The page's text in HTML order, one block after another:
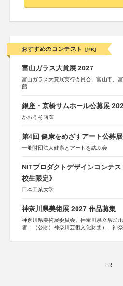
おすすめのコンテスト [PR]
富山ガラス大賞展 2027
富山ガラス大賞展実行委員会、富山市、
館
銀座・京橋サムホール公募展
かわうそ画廊
第4回 健康をめざすアート公募展
一般財団法人健康とアートを結ぶ会
NITプロダクトデザインコンテ
校生限定》
日本工業大学
神奈川県美術展 2027 作品募集
神奈川県美術展委員会、神奈川県立県民
者：（公財）神奈川芸術文化財団）、神
PR